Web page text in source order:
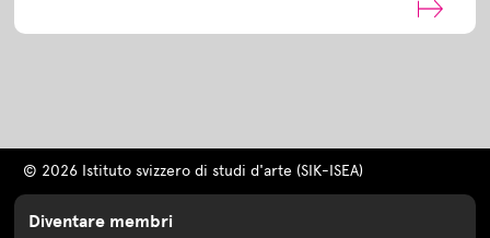
© 2026 Istituto svizzero di studi d'arte (SIK-ISEA)
Diventare membri